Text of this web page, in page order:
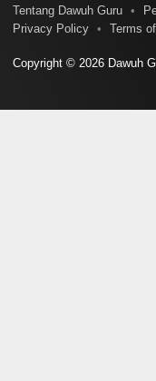
Tentang Dawuh Guru
Privacy Policy
Terms
Copyright © 2026 Dawuh